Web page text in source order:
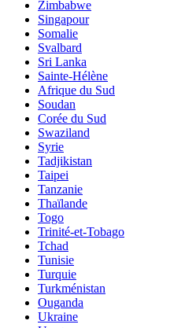
Zimbabwe
Singapour
Somalie
Svalbard
Sri Lanka
Sainte-Hélène
Afrique du Sud
Soudan
Corée du Sud
Swaziland
Syrie
Tadjikistan
Taipei
Tanzanie
Thaïlande
Togo
Trinité-et-Tobago
Tchad
Tunisie
Turquie
Turkménistan
Ouganda
Ukraine